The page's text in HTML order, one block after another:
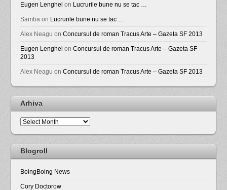
Eugen Lenghel on Lucrurile bune nu se tac …
Samba on Lucrurile bune nu se tac …
Alex Neagu onConcursul de roman Tracus Arte – Gazeta SF 2013
Eugen Lenghel onConcursul de roman Tracus Arte – Gazeta SF
2013
Alex Neagu onConcursul de roman Tracus Arte – Gazeta SF 2013
Arhiva
Arhiva
Blogroll
BoingBoing News
Cory Doctorow